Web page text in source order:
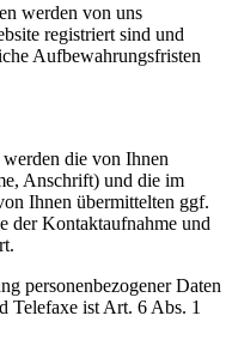
werden von uns
registriert sind und
Aufbewahrungsfristen
die von Ihnen
Anschrift) und die im
Ihnen übermittelten ggf.
der Kontaktaufnahme und
personenbezogener Daten
Telefaxe ist Art. 6 Abs. 1